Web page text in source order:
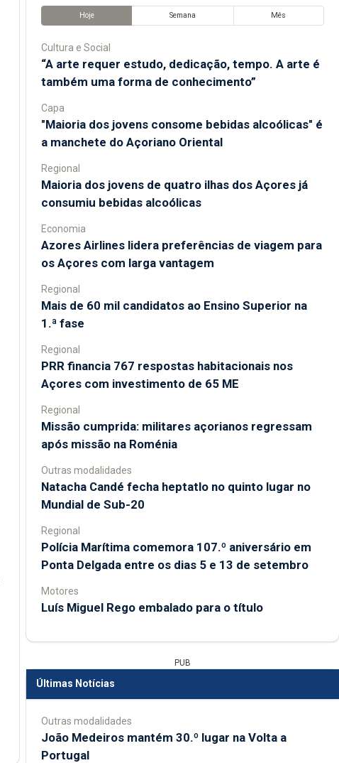
Hoje Semana Mês
Cultura e Social
“A arte requer estudo, dedicação, tempo. A arte é
também uma forma de conhecimento”
Capa
"Maioria dos jovens consome bebidas alcoólicas" é
a manchete do Açoriano Oriental
Regional
Maioria dos jovens de quatro ilhas dos Açores já
consumiu bebidas alcoólicas
Economia
Azores Airlines lidera preferências de viagem para
os Açores com larga vantagem
Regional
Mais de 60 mil candidatos ao Ensino Superior na
1.ª fase
Regional
PRR financia 767 respostas habitacionais nos
Açores com investimento de 65 ME
Regional
Missão cumprida: militares açorianos regressam
após missão na Roménia
Outras modalidades
Natacha Candé fecha heptatlo no quinto lugar no
Mundial de Sub-20
Regional
Polícia Marítima comemora 107.º aniversário em
Ponta Delgada entre os dias 5 e 13 de setembro
Motores
Luís Miguel Rego embalado para o título
PUB
Últimas Notícias
Outras modalidades
João Medeiros mantém 30.º lugar na Volta a
Portugal